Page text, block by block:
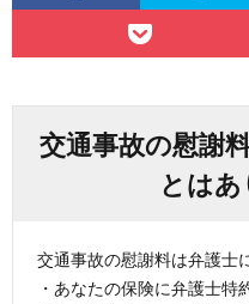
交通事故の慰謝
とはあ
交通事故の慰謝料は弁護士
・あなたの保険に弁護士特